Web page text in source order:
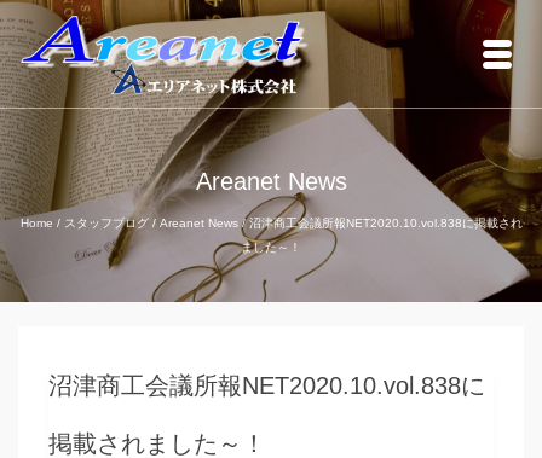
Areanet News
Home / スタッフブログ / Areanet News / 沼津商工会議所報NET2020.10.vol.838に掲載され
ました～！
沼津商工会議所報NET2020.10.vol.838に
掲載されました～！